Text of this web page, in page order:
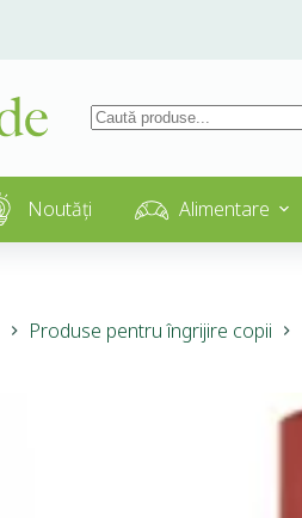
Noutăți Alimentare
Produse pentru îngrijire copii